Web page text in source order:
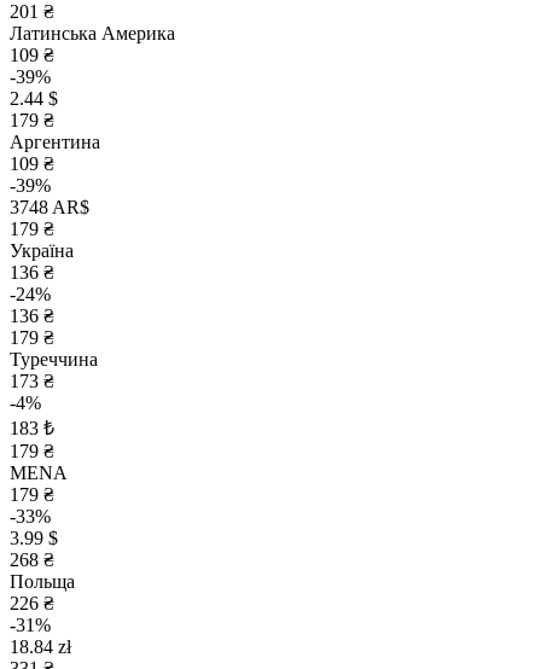
201 ₴
Латинська Америка
109 ₴
-39%
2.44 $
179 ₴
Аргентина
109 ₴
-39%
3748 AR$
179 ₴
Україна
136 ₴
-24%
136 ₴
179 ₴
Туреччина
173 ₴
-4%
183 ₺
179 ₴
MENA
179 ₴
-33%
3.99 $
268 ₴
Польща
226 ₴
-31%
18.84 zł